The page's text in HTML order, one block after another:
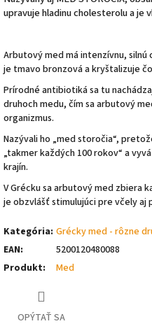
upravuje hladinu cholesterolu a je
Arbutový med má intenzívnu,
je tmavo bronzová a kryštalizuje
Prírodné antibiotiká sa tu
druhoch medu, čím sa arbutový
organizmus.
Nazývali ho „med storočia“,
„takmer každých 100 rokov“ a
krajín.
V Grécku sa arbutový med zbiera
je obzvlášť stimulujúci pre včely aj
Kategória: Grécky med - rôzne
EAN:
5200120480088
Produkt: Med
OPÝTAŤ SA